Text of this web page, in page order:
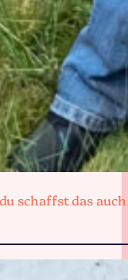
schaffst das auch